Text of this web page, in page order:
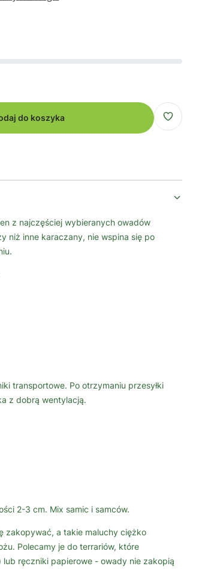
do koszyka
z najczęściej wybieranych owadów
niż inne karaczany, nie wspina się po
transportowe. Po otrzymaniu przesyłki
z dobrą wentylacją.
2-3 cm. Mix samic i samców.
zakopywać, a takie maluchy ciężko
Polecamy je do terrariów, które
ręczniki papierowe - owady nie zakopią